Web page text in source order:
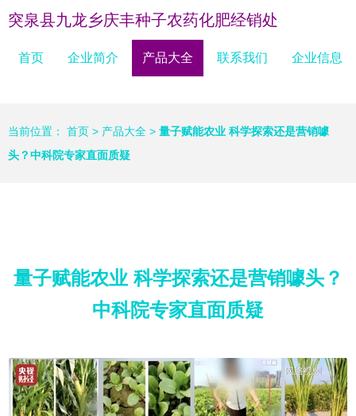
突泉县九龙乡庆丰种子农药化肥经销处
首页 企业简介 产品大全 联系我们 企业信息
当前位置： 首页 > 产品大全 > 量子赋能农业 科学探索还是营销噱
头？中科院专家直面质疑
量子赋能农业 科学探索还是营销噱头？
中科院专家直面质疑